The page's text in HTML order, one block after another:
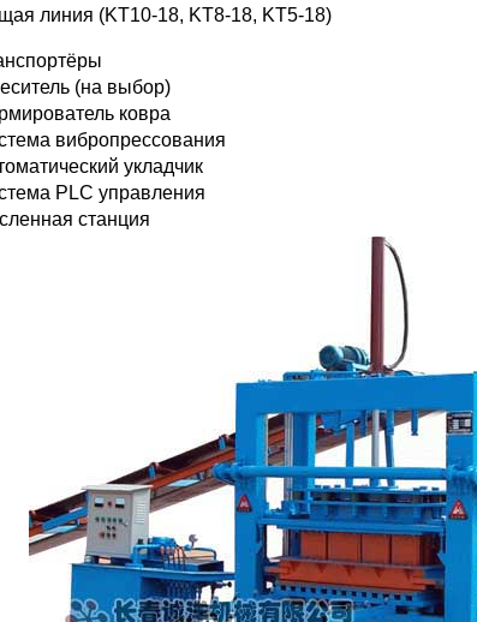
линия (KT10-18, KT8-18, KT5-18)
(на выбор)
ковра
вибропрессования
укладчик
PLC управления
станция